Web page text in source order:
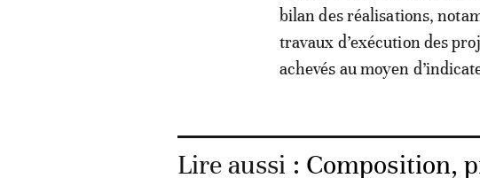
bilan des réalisations,
travaux d’exécution des
achevés au moyen
Lire aussi : Composition,